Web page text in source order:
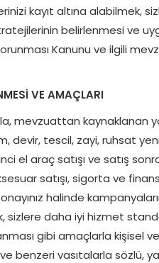
kayıt altına alabilmek,
belirlenmesi ve
Kanunu ve ilgili
VE AMAÇLARI
mevzuattan kaynaklanan
devir, tescil, zayi, ruhsat
el araç satışı ve satış
satışı, sigorta ve
halinde
sizlere daha iyi hizmet
gibi amaçlarla kişisel
benzeri vasıtalarla sözlü,